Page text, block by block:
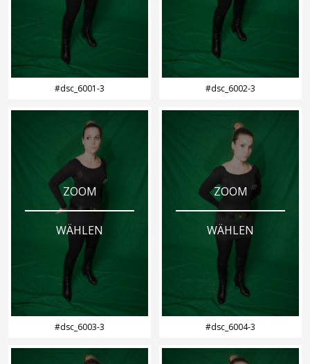
#dsc_6001-3 #dsc_6002-3
ZOOM
WÄHLEN
#dsc_6003-3
ZOOM
WÄHLEN
#dsc_6004-3